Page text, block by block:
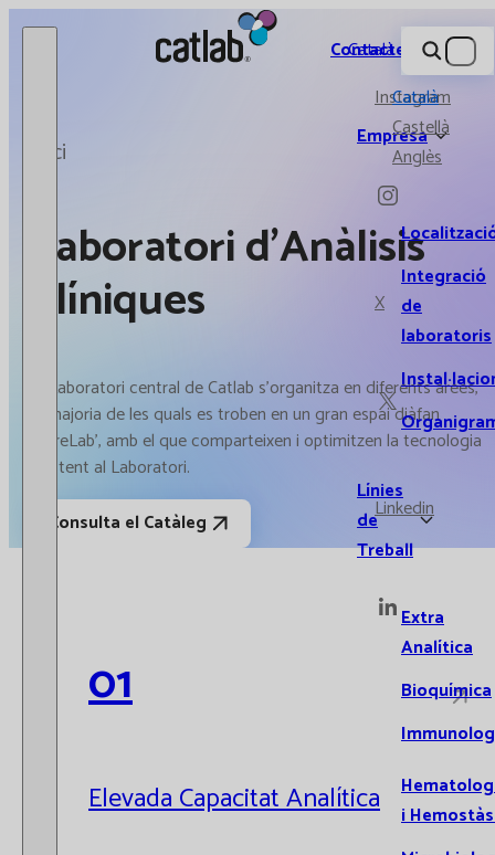
Catlab.
Empresa
Integració
de
laboratoris
Línies
de
Treball
Extra
Analítica
Bioquímica
i
Contacte
Instagram
X
Linkedin
Català
Català
Castellà
Anglès
Inici
Laboratori d'Anàlisis
Clíniques
El Laboratori central de Catlab s'organitza en diferents àrees,
la majoria de les quals es troben en un gran espai diàfan
'CoreLab', amb el que comparteixen i optimitzen la tecnologia
existent al Laboratori.
Consulta el Catàleg
01
Elevada Capacitat Analítica